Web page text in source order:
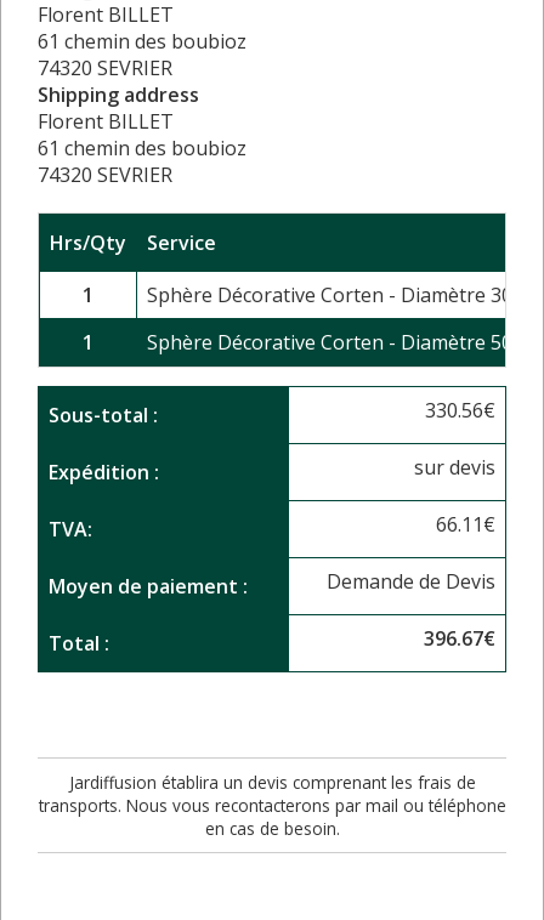
Florent BILLET
61 chemin des boubioz
74320 SEVRIER
Shipping address
Florent BILLET
61 chemin des boubioz
74320 SEVRIER
Hrs/Qty
Service
1
Sphère Décorative Corten - Diamètre 30
1
Sphère Décorative Corten - Diamètre 50
Sous-total : 330.56€
Expédition : sur devis
TVA: 66.11€
Moyen de paiement : Demande de Devis
Total : 396.67€
Jardiffusion établira un devis comprenant les frais de
transports. Nous vous recontacterons par mail ou téléphone
en cas de besoin.